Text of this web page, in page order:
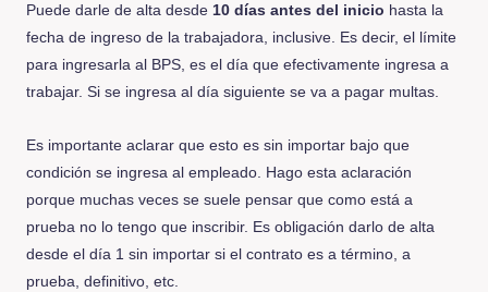
Puede darle de alta desde 10 días antes del inicio hasta la
fecha de ingreso de la trabajadora, inclusive. Es decir, el límite
para ingresarla al BPS, es el día que efectivamente ingresa a
trabajar. Si se ingresa al día siguiente se va a pagar multas.
Es importante aclarar que esto es sin importar bajo que
condición se ingresa al empleado. Hago esta aclaración
porque muchas veces se suele pensar que como está a
prueba no lo tengo que inscribir. Es obligación darlo de alta
desde el día 1 sin importar si el contrato es a término, a
prueba, definitivo, etc.